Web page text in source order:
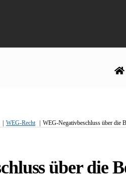
WEG-Recht WEG-Negativbeschluss über die
über die